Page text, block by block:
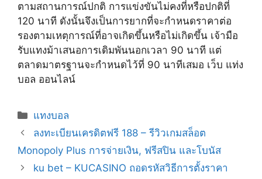
ตามสถานการณ์ปกติ การแข่งขันไม่คงที่หรือปกติที่
120 นาที ดังนั้นจึงเป็นการยากที่จะกำหนดราคาต่อ
รองตามเหตุการณ์ที่อาจเกิดขึ้นหรือไม่เกิดขึ้น เจ้ามือ
รับแทงม้าเสนอการเดิมพันนอกเวลา 90 นาที แต่
ตลาดมาตรฐานจะกำหนดไว้ที่ 90 นาทีเสมอ เว็บ แท่ง
บอล ออนไลน์
Categories
แทงบอล
ลงทะเบียนเครดิตฟรี 188 – รีวิวเกมสล็อต
Monopoly Plus การจ่ายเงิน, ฟรีสปิน และโบนัส
ku bet – KUCASINO ถอดรหัสวิธีการตั้งราคา